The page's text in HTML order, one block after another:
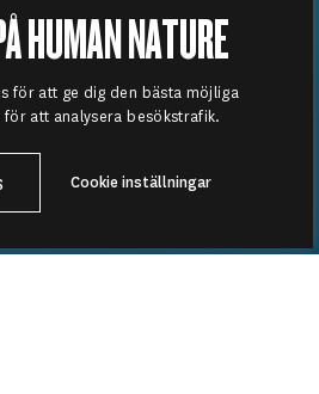
HUMAN NATURE
för att ge dig den bästa möjliga
att analysera besökstrafik.
Cookie inställningar